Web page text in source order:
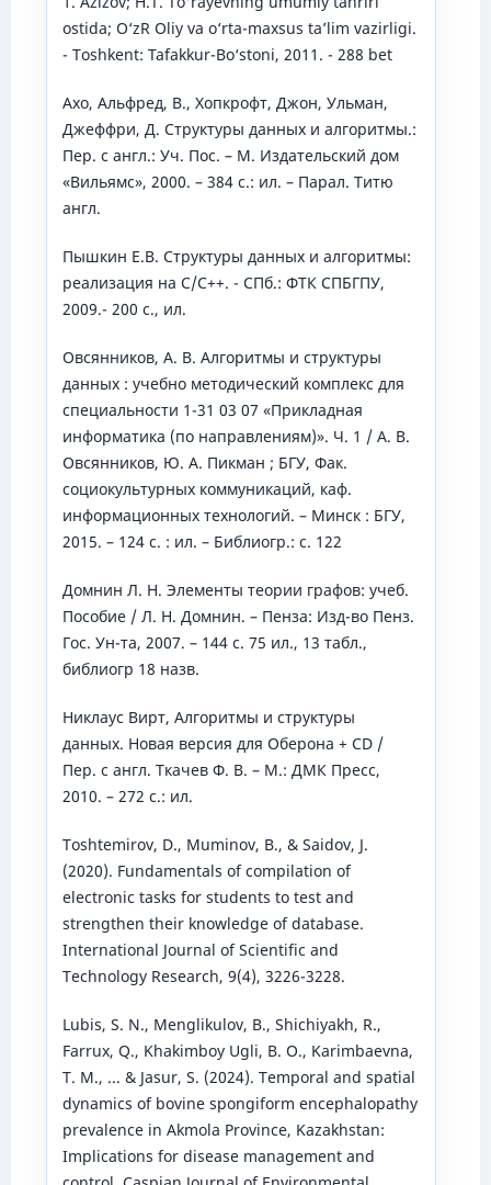
ostida; O‘zR Oliy va o‘rta-maxsus ta’lim vazirligi.
- Toshkent: Tafakkur-Bo‘stoni, 2011. - 288 bet
Ахо, Альфред, В., Хопкрофт, Джон, Ульман,
Джеффри, Д. Структуры данных и алгоритмы.:
Пер. с англ.: Уч. Пос. – М. Издательский дом
«Вильямс», 2000. – 384 с.: ил. – Парал. Титю
англ.
Пышкин Е.В. Структуры данных и алгоритмы:
реализация на C/C++. - СПб.: ФТК СПБГПУ,
2009.- 200 с., ил.
Овсянников, А. В. Алгоритмы и структуры
данных : учебно методический комплекс для
специальности 1-31 03 07 «Прикладная
информатика (по направлениям)». Ч. 1 / А. В.
Овсянников, Ю. А. Пикман ; БГУ, Фак.
социокультурных коммуникаций, каф.
информационных технологий. – Минск : БГУ,
2015. – 124 с. : ил. – Библиогр.: с. 122
Домнин Л. Н. Элементы теории графов: учеб.
Пособие / Л. Н. Домнин. – Пенза: Изд-во Пенз.
Гос. Ун-та, 2007. – 144 с. 75 ил., 13 табл.,
библиогр 18 назв.
Никлаус Вирт, Алгоритмы и структуры
данных. Новая версия для Оберона + CD /
Пер. с англ. Ткачев Ф. В. – М.: ДМК Пресс,
2010. – 272 с.: ил.
Toshtemirov, D., Muminov, B., & Saidov, J.
(2020). Fundamentals of compilation of
electronic tasks for students to test and
strengthen their knowledge of database.
International Journal of Scientific and
Technology Research, 9(4), 3226-3228.
Lubis, S. N., Menglikulov, B., Shichiyakh, R.,
Farrux, Q., Khakimboy Ugli, B. O., Karimbaevna,
T. M., ... & Jasur, S. (2024). Temporal and spatial
dynamics of bovine spongiform encephalopathy
prevalence in Akmola Province, Kazakhstan:
Implications for disease management and